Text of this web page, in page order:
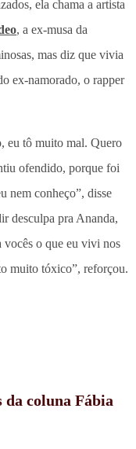
ela chama a artista
, a ex-musa da
mas diz que vivia
ex-namorado, o rapper
eu tô muito mal. Quero
ofendido, porque foi
nem conheço”, disse
desculpa pra Ananda,
vocês o que eu vivi nos
muito tóxico”, reforçou.
da coluna Fábia